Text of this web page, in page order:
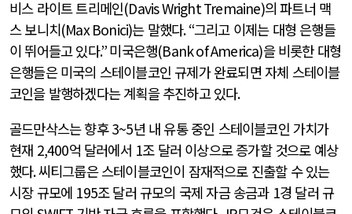
비스 라이트 트리메인(Davis Wright Tremaine)의 파트너 맥
스 보니치(Max Bonici)는 말했다. “그리고 이제는 대형 은행들
이 뛰어들고 있다.”미국은행(Bank of America)을 비롯한 대형
은행들은 미국의 스테이블코인 규제가 완료되면 자체 스테이블
코인을 발행하겠다는 계획을 추진하고 있다.
골드만삭스는 향후3~5년 내 유통 중인 스테이블코인 가치가
현재 2,400억 달러에서 1조 달러 이상으로 증가할 것으로 예상
했다.씨티그룹은 스테이블코인이 잠재적으로 진출할 수 있는
시장 규모에 195조 달러 규모의 국제 자금 송금과 1경 달러 규